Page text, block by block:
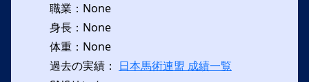
職業：None
身長：None
体重：None
過去の実績： 日本馬術連盟 成績一覧